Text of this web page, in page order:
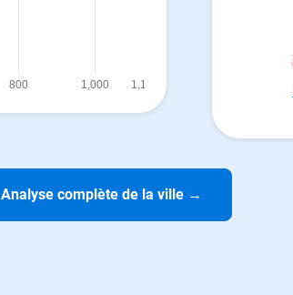
Analyse complète de la ville →